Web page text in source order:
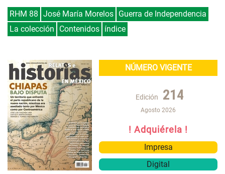
RHM 88 José María Morelos Guerra de Independencia
La colección
Contenidos índice
NÚMERO VIGENTE
Edición 214
Agosto 2026
! Adquiérela !
Impresa
Digital